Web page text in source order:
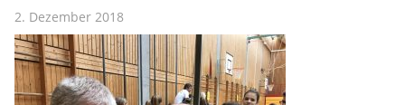
2. Dezember 2018